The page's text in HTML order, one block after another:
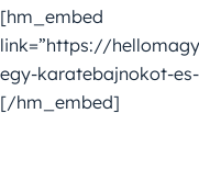
[hm_embed
link=”https://
egy-karatebajnokot-
[/hm_embed]